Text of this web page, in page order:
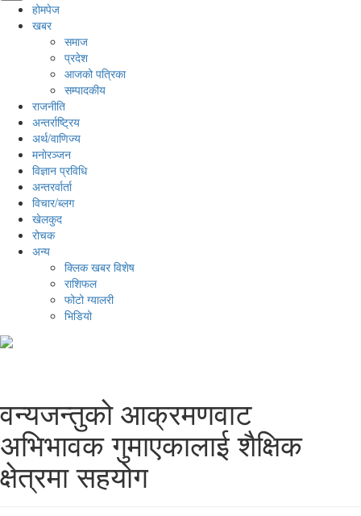
होमपेज
खबर
समाज
प्रदेश
आजको पत्रिका
सम्पादकीय
राजनीति
अन्तर्राष्ट्रिय
अर्थ/वाणिज्य
मनाेरञ्जन
विज्ञान प्रविधि
अन्तरर्वार्ता
विचार/ब्लग
खेलकुद
रोचक
अन्य
क्लिक खबर विशेष
राशिफल
फोटो ग्यालरी
भिडियो
वन्यजन्तुको आक्रमणवाट
अभिभावक गुमाएकालाई शैक्षिक
क्षेत्रमा सहयोग